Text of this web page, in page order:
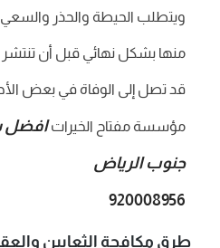
ويتطلب الحيطة والحذر
منها بشكل نهائي قبل أن
قد تصل إلى الوفاة في بعض
مؤسسة مفتاح الخيراتافضل
جنوب الرياض
920008956
طرق مكافحة الثعابين